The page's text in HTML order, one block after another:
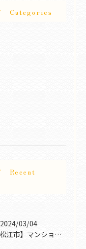
Categories
Recent
2024/03/04
【松江市】マンションリフォーム｜FROG POWER